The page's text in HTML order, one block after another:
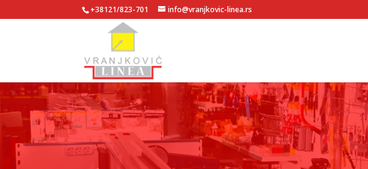
+38121/823-701 info@vranjkovic-linea.rs